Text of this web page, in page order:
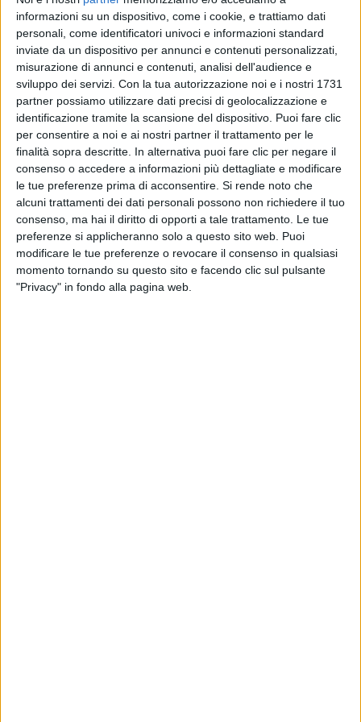
informazioni su un dispositivo, come i cookie, e trattiamo dati
personali, come identificatori univoci e informazioni standard
inviate da un dispositivo per annunci e contenuti personalizzati,
misurazione di annunci e contenuti, analisi dell'audience e
sviluppo dei servizi. Con la tua autorizzazione noi e i nostri 1731
partner possiamo utilizzare dati precisi di geolocalizzazione e
identificazione tramite la scansione del dispositivo. Puoi fare clic
per consentire a noi e ai nostri partner il trattamento per le
finalità sopra descritte. In alternativa puoi fare clic per negare il
consenso o accedere a informazioni più dettagliate e modificare
le tue preferenze prima di acconsentire. Si rende noto che
alcuni trattamenti dei dati personali possono non richiedere il tuo
consenso, ma hai il diritto di opporti a tale trattamento. Le tue
preferenze si applicheranno solo a questo sito web. Puoi
modificare le tue preferenze o revocare il consenso in qualsiasi
momento tornando su questo sito e facendo clic sul pulsante
"Privacy" in fondo alla pagina web.
10FOTO
“Lo spettacolo rock che non avrà mai fine...”: con
queste parole, qualche giorno faVasco Rossi
già dato appuntamento all'estate dell'anno prossimo,
quando tornerà negli stadi sempre con noi di R
adio
Italia solomusicaitaliana
come radio ufficiale. I
imperdibili appuntamenti di “Vasco Live 2025”si
terranno a giugno con doppie date aTorino,
Firenze, Bologna, Napoli, Messina e Roma.
I biglietti per “Vasco Live 2025” saranno disponibili
in anteprima per ilBlasco Fan Clubdalle ore 12:00 di
lunedì 8 luglio fino alle ore 11:00 di venerdì 12 luglio.
Lavendita generaleaprirà dalle ore 12:00 di venerdì
12 luglio.